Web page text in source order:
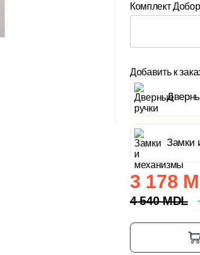
Комплект
Добавить к
Замки
3 178
4 540 MDL